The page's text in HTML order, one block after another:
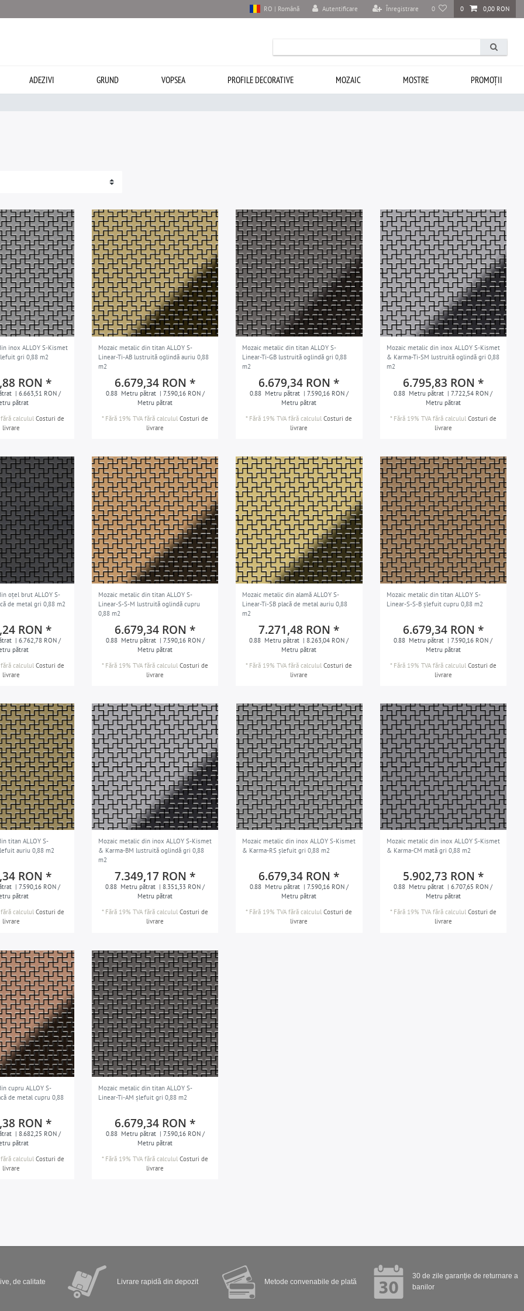
Autentificare Înregistrare 0 0 0,00 RON
RO | Română
ADEZIVI GRUND VOPSEA PROFILE DECORATIVE MOZAIC MOSTRE PROMOȚII
inox ALLOY S-Kismet
gri 0,88 m2
RON *
| 6.663,51 RON /
pătrat
calculul Costuri de
livrare
Mozaic metalic din titan ALLOY S-
Linear-Ti-AB lustruită oglindă auriu 0,88
m2
6.679,34 RON *
0.88 Metru pătrat | 7.590,16 RON /
Metru pătrat
* Fără 19% TVA fără calcululCosturi de
livrare
Mozaic metalic din titan ALLOY S-
Linear-Ti-GB lustruită oglindă gri 0,88
m2
6.679,34 RON *
0.88 Metru pătrat | 7.590,16 RON /
Metru pătrat
* Fără 19% TVA fără calcululCosturi de
livrare
Mozaic metalic din inox ALLOY S-Kismet
& Karma-Ti-SM lustruită oglindă gri 0,88
m2
6.795,83 RON *
0.88 Metru pătrat | 7.722,54 RON /
Metru pătrat
* Fără 19% TVAfără calculul Costuri de
livrare
oțel brut ALLOY S-
de metal gri 0,88 m2
RON *
| 6.762,78 RON /
pătrat
calculul Costuri de
livrare
Mozaic metalic din titan ALLOY S-
Linear-S-S-M lustruită oglindă cupru
0,88 m2
6.679,34 RON *
0.88 Metru pătrat | 7.590,16 RON /
Metru pătrat
* Fără 19% TVA fără calcululCosturi de
livrare
Mozaic metalic din alamă ALLOY S-
Linear-Ti-SB placă de metal auriu 0,88
m2
7.271,48 RON *
0.88 Metru pătrat | 8.263,04 RON /
Metru pătrat
* Fără 19% TVA fără calcululCosturi de
livrare
Mozaic metalic din titan ALLOY S-
Linear-S-S-B șlefuit cupru 0,88 m2
6.679,34 RON *
0.88 Metru pătrat | 7.590,16 RON /
Metru pătrat
* Fără 19% TVAfără calculul Costuri de
livrare
titan ALLOY S-
auriu 0,88 m2
RON *
| 7.590,16 RON /
pătrat
calculul Costuri de
livrare
Mozaic metalic din inox ALLOY S-Kismet
& Karma-BM lustruită oglindă gri 0,88
m2
7.349,17 RON *
0.88 Metru pătrat | 8.351,33 RON /
Metru pătrat
* Fără 19% TVA fără calcululCosturi de
livrare
Mozaic metalic din inox ALLOY S-Kismet
& Karma-RS șlefuit gri 0,88 m2
6.679,34 RON *
0.88 Metru pătrat | 7.590,16 RON /
Metru pătrat
* Fără 19% TVA fără calcululCosturi de
livrare
Mozaic metalic din inox ALLOY S-Kismet
& Karma-CM mată gri 0,88 m2
5.902,73 RON *
0.88 Metru pătrat | 6.707,65 RON /
Metru pătrat
* Fără 19% TVAfără calculul Costuri de
livrare
cupru ALLOY S-
de metal cupru 0,88
RON *
| 8.682,25 RON /
pătrat
calculul Costuri de
livrare
Mozaic metalic din titan ALLOY S-
Linear-Ti-AM șlefuit gri 0,88 m2
6.679,34 RON *
0.88 Metru pătrat | 7.590,16 RON /
Metru pătrat
* Fără 19% TVA fără calcululCosturi de
livrare
de calitate Livrare rapidă din depozit Metode convenabile de plată
30 de zile garanție de returnare a
banilor